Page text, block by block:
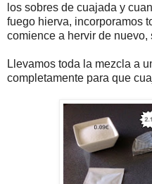
los sobres de cuajada y
fuego hierva, incorporamos
comience a hervir de nuevo,
Llevamos toda la mezcla a
completamente para que